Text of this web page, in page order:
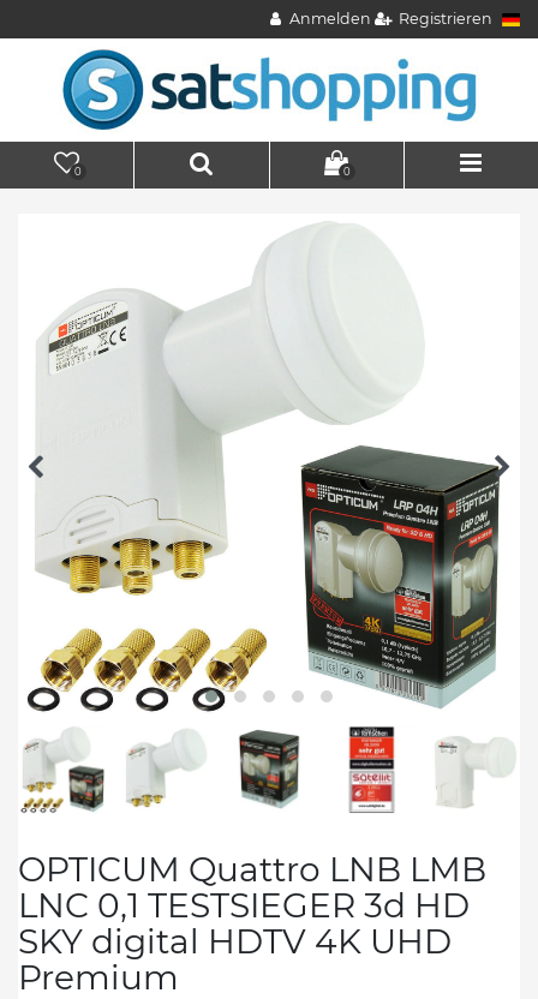
Anmelden Registrieren
0 0
OPTICUM Quattro LNB LMB
LNC 0,1 TESTSIEGER 3d HD
SKY digital HDTV 4K UHD
Premium